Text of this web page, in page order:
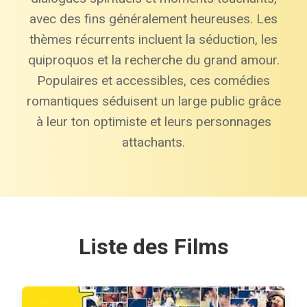
avec des fins généralement heureuses. Les
thèmes récurrents incluent la séduction, les
quiproquos et la recherche du grand amour.
Populaires et accessibles, ces comédies
romantiques séduisent un large public grâce
à leur ton optimiste et leurs personnages
attachants.
Liste des Films